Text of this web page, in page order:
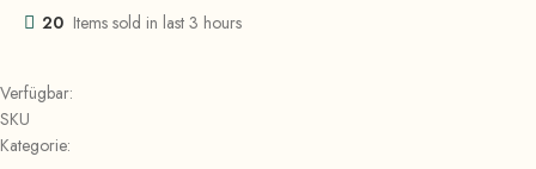
20 Items sold in last 3 hours
Verfügbar:
SKU
Kategorie: